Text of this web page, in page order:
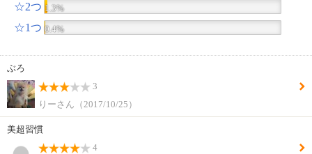
☆2つ 1.3%
☆1つ 0.4%
ぶろ
3
りーさん（2017/10/25）
美超習慣
4